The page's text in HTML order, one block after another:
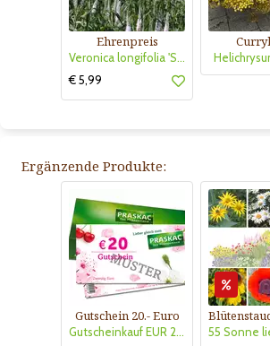
Ehrenpreis
Veronica longifolia 'Schneeriesin'
€ 5,99
Ergänzende Produkte:
Gutschein 20.- Euro
Gutscheinkauf EUR 20.-